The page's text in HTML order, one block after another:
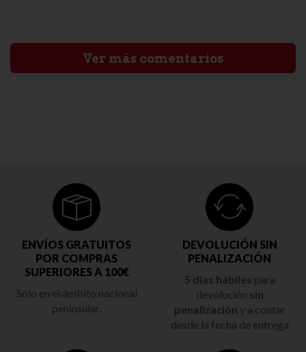
Ver más comentarios
ENVÍOS GRATUITOS
POR COMPRAS
SUPERIORES A 100€
Solo en el ámbito nacional
peninsular.
DEVOLUCIÓN SIN
PENALIZACIÓN
5 días hábiles para
devolución sin
penalización y a contar
desde la fecha de entrega